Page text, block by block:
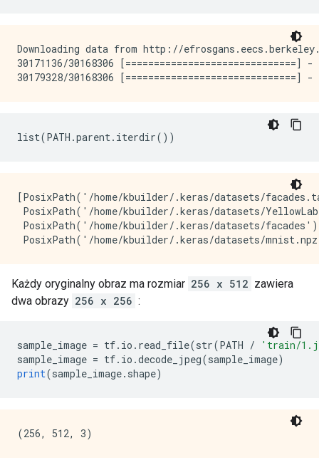
Downloading data from http://
30171136/30168306
list(PATH .parent. iterdir())
[PosixPath('/home/kbuilder/.keras/datasets/
PosixPath('/home/kbuilder/.keras/datasets/
PosixPath('/home/kbuilder/.keras/datasets/
Każdy oryginalny obraz ma rozmiar 256 x 512 zawiera
dwa obrazy 256 x 256 :
sample_image = tf. io . read_file(str(PATH /
'train/
sample_image = tf. io .decode_jpeg(sample_image)
print(sample_image. shape)